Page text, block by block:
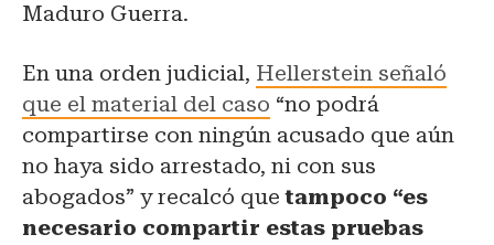
Maduro Guerra.
En una orden judicial, Hellerstein señaló
que el material del caso “no podrá
compartirse con ningún acusado que aún
no haya sido arrestado, ni con sus
abogados” y recalcó quetampoco “es
necesario compartir estas pruebas